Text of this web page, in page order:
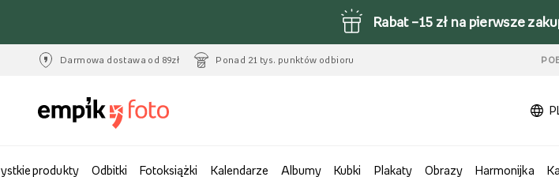
Rabat –15 zł na pierwsze
Darmowa dostawa od 89zł Ponad 21 tys. punktów odbioru
produkty Odbitki Fotoksiążki Kalendarze Albumy Kubki Plakaty Obrazy Harmonijka